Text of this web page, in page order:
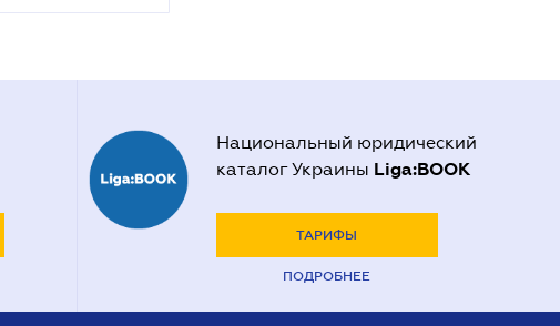
Национальный юридический
каталог Украины Liga:BOOK
ТАРИФЫ
ПОДРОБНЕЕ